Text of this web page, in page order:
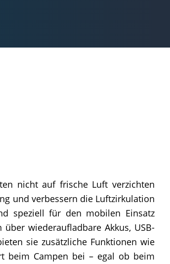
nicht auf frische Luft verzichten
und verbessern die Luftzirkulation
speziell für den mobilen Einsatz
wiederaufladbare Akkus, USB-
sie zusätzliche Funktionen wie
beim Campen bei – egal ob beim